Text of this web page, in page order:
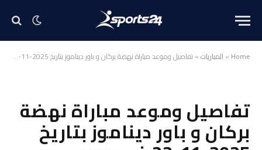
Home
» المباريات»تفاصيل وموعد مباراة نهضة بركان و باور ديناموز بتاريخ 2025-11-22 في دوري أفريقيا, دوري أبطال أفريقيا – المجموعات
تفاصيل وموعد مباراة نهضة
بركان و باور ديناموز بتاريخ